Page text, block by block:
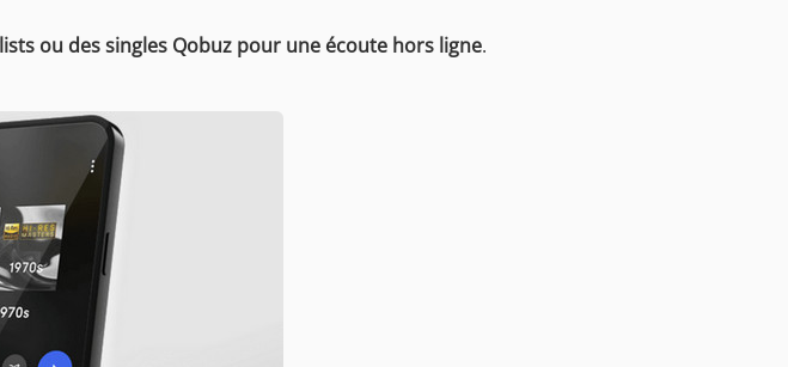
ou des singles Qobuz pour une écoute hors ligne.